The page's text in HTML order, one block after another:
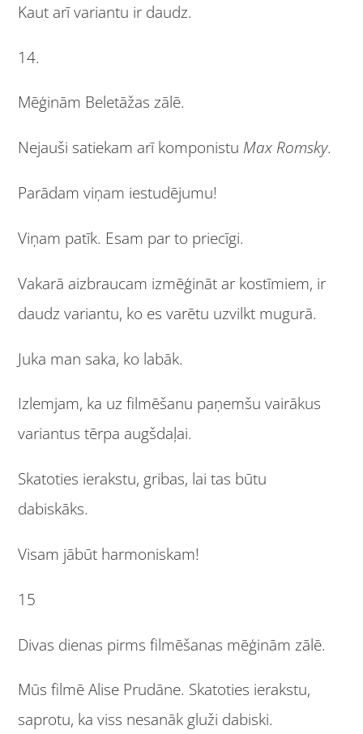
Kaut arī variantu ir daudz.
14.
Mēģinām Beletāžas zālē.
Nejauši satiekam arī komponistu Max Romsky.
Parādam viņam iestudējumu!
Viņam patīk. Esam par to priecīgi.
Vakarā aizbraucam izmēģināt ar kostīmiem, ir
daudz variantu, ko es varētu uzvilkt mugurā.
Juka man saka, ko labāk.
Izlemjam, ka uz filmēšanu paņemšu vairākus
variantus tērpa augšdaļai.
Skatoties ierakstu, gribas, lai tas būtu
dabiskāks.
Visam jābūt harmoniskam!
15
Divas dienas pirms filmēšanas mēģinām zālē.
Mūs filmē Alise Prudāne. Skatoties ierakstu,
saprotu, ka viss nesanāk gluži dabiski.